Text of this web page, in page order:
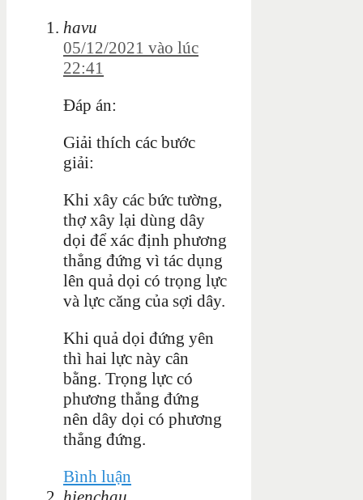
havu
05/12/2021 vào lúc
22:41
Đáp án:
Giải thích các bước
giải:
Khi xây các bức tường,
thợ xây lại dùng dây
dọi để xác định phương
thẳng đứng vì tác dụng
lên quả dọi có trọng lực
và lực căng của sợi dây.
Khi quả dọi đứng yên
thì hai lực này cân
bằng. Trọng lực có
phương thẳng đứng
nên dây dọi có phương
thẳng đứng.
Bình luận